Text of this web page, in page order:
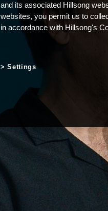
and its associated Hillsong
websites, you permit us to
in accordance with Hillsong's
Settings